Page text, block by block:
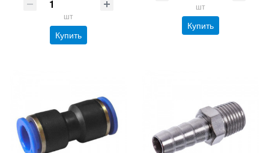
шт
Купить
шт
Купить